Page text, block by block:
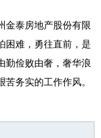
金泰房地产股份有限
困难，勇往直前，是
勤俭败由奢，奢华浪
务实的工作作风。